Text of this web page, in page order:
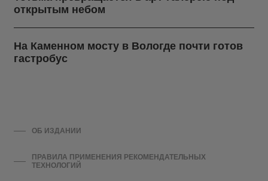
открытым небом
На Каменном мосту в Вологде почти готов
гастробус
ОБ ИЗДАНИИ
ПРАВИЛА ПРИМЕНЕНИЯ РЕКОМЕНДАТЕЛЬНЫХ
ТЕХНОЛОГИЙ